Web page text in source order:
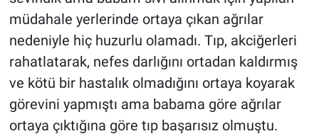
müdahale yerlerinde ortaya çıkan ağrılar
nedeniyle hiç huzurlu olamadı. Tıp, akciğerleri
rahatlatarak, nefes darlığını ortadan kaldırmış
ve kötü bir hastalık olmadığını ortaya koyarak
görevini yapmıştı ama babama göre ağrılar
ortaya çıktığına göre tıp başarısız olmuştu.